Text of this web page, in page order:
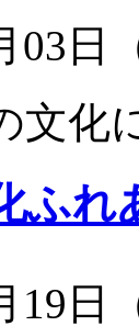
03日
文化
ふれ
19日